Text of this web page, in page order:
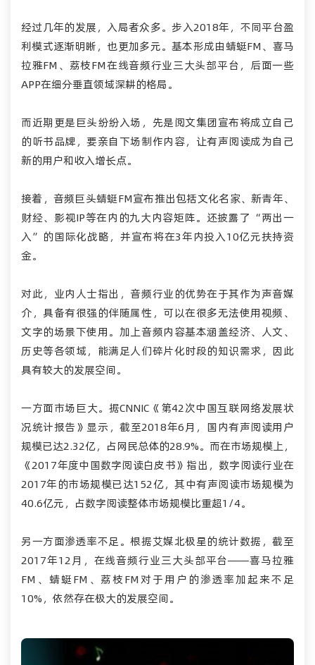
经过几年的发展，入局者众多。步入2018年，不同平台盈
利模式逐渐明晰，也更加多元。基本形成由蜻蜓FM、喜马
拉雅FM、荔枝FM在线音频行业三大头部平台，后面一些
APP在细分垂直领域深耕的格局。
而近期更是巨头纷纷入场，先是阅文集团宣布将成立自己
的听书品牌，要亲自下场制作内容，让有声阅读成为自己
新的用户和收入增长点。
接着，音频巨头蜻蜓FM宣布推出包括文化名家、新青年、
财经、影视IP等在内的九大内容矩阵。还披露了“两出一
入”的国际化战略，并宣布将在3年内投入10亿元扶持资
金。
对此，业内人士指出，音频行业的优势在于其作为声音媒
介，具备有很强的伴随属性，可以在很多无法使用视频、
文字的场景下使用。加上音频内容基本涵盖经济、人文、
历史等各领域，能满足人们碎片化时段的知识需求，因此
具有较大的发展空间。
一方面市场巨大。据CNNIC《第42次中国互联网络发展状
况统计报告》显示，截至2018年6月，国内有声阅读用户
规模已达2.32亿，占网民总体的28.9%。而在市场规模上，
《2017年度中国数字阅读白皮书》指出，数字阅读行业在
2017年的市场规模已达152亿，其中有声阅读市场规模为
40.6亿元，占数字阅读整体市场规模比重超1/4。
另一方面渗透率不足。根据艾媒北极星的统计数据，截至
2017年12月，在线音频行业三大头部平台——喜马拉雅
FM、蜻蜓FM、荔枝FM对于用户的渗透率加起来不足
10%，依然存在极大的发展空间。